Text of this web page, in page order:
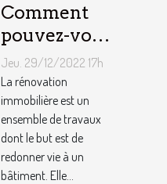
Comment
pouvez-vous
faire une
rénovation
immobilière
?
Jeu. 29/12/2022 17h
La rénovation
immobilière est un
ensemble de travaux
dont le but est de
redonner vie à un
bâtiment. Elle...